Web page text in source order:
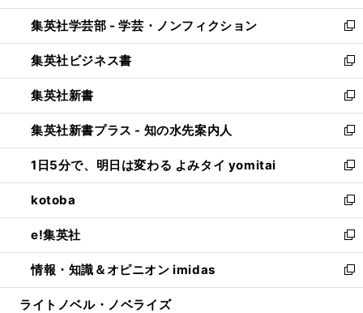
開
く
ウ
で
開
く
ン
ド
ウ
で
開
く
ウ
ィ
ン
ド
ウ
で
開
く
集英社学芸部 - 学芸・ノンフィクション
新
し
い
ウ
ィ
ン
ド
ウ
で
開
く
集英社ビジネス書
新
し
い
ウ
ィ
ン
ド
ウ
で
開
く
集英社新書
新
し
い
ウ
ィ
ン
ド
ウ
で
開
く
集英社新書プラス - 知の水先案内人
新
し
い
ウ
ィ
ン
ド
ウ
で
開
1日5分で、明日は変わる よみタイ yomitai
新
し
い
ウ
ィ
ン
ド
ウ
kotoba
新
し
い
ウ
ィ
ン
e!集英社
新
し
い
ウ
情報・知識＆オピニオン imidas
新
し
ライトノベル・ノベライズ